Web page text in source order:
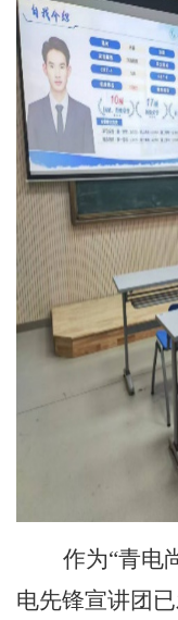
作为“青电
电先锋宣讲团